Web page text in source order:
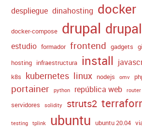
despliegue dinahosting docker
docker-compose drupal
estudio formador frontend gadgets
hosting infraestructura install
k8s kubernetes linux nodejs omv
portainer python república web
servidores solidity struts2
testing tplink ubuntu ubuntu 20.04